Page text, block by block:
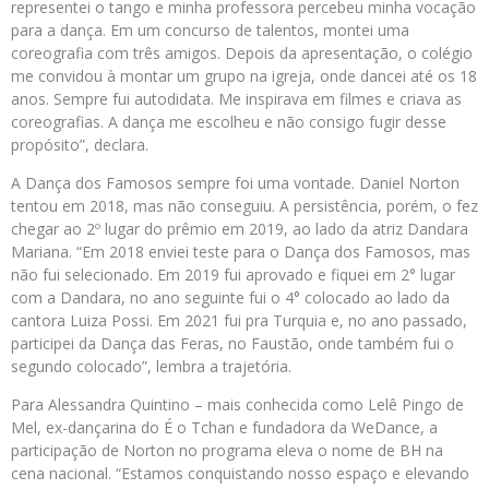
representei o tango e minha professora percebeu minha vocação
para a dança. Em um concurso de talentos, montei uma
coreografia com três amigos. Depois da apresentação, o colégio
me convidou à montar um grupo na igreja, onde dancei até os 18
anos. Sempre fui autodidata. Me inspirava em filmes e criava as
coreografias. A dança me escolheu e não consigo fugir desse
propósito”, declara.
A Dança dos Famosos sempre foi uma vontade. Daniel Norton
tentou em 2018, mas não conseguiu. A persistência, porém, o fez
chegar ao 2º lugar do prêmio em 2019, ao lado da atriz Dandara
Mariana. “Em 2018 enviei teste para o Dança dos Famosos, mas
não fui selecionado. Em 2019 fui aprovado e fiquei em 2° lugar
com a Dandara, no ano seguinte fui o 4° colocado ao lado da
cantora Luiza Possi. Em 2021 fui pra Turquia e, no ano passado,
participei da Dança das Feras, no Faustão, onde também fui o
segundo colocado”, lembra a trajetória.
Para Alessandra Quintino – mais conhecida como Lelê Pingo de
Mel, ex-dançarina do É o Tchan e fundadora da WeDance, a
participação de Norton no programa eleva o nome de BH na
cena nacional. “Estamos conquistando nosso espaço e elevando